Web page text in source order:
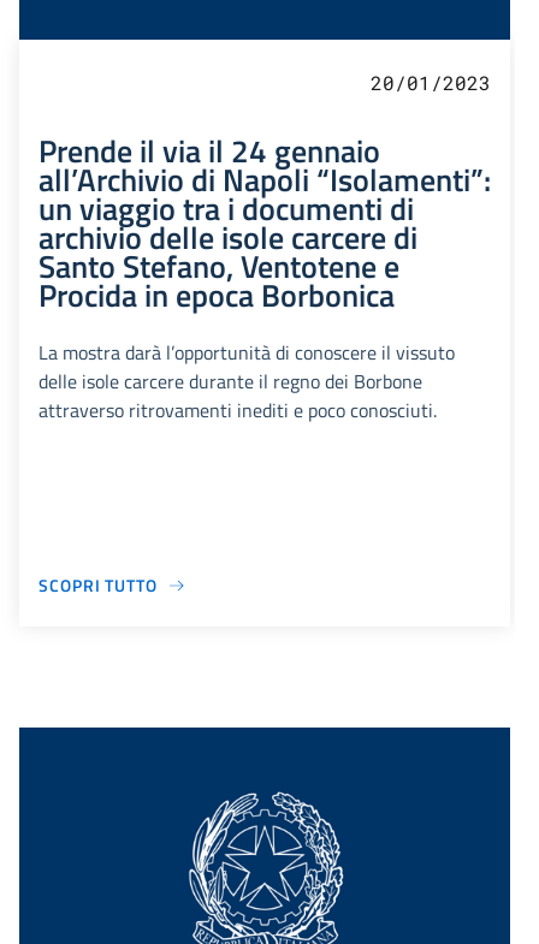
20/01/2023
Prende il via il 24 gennaio
all’Archivio di Napoli “Isolamenti”:
un viaggio tra i documenti di
archivio delle isole carcere di
Santo Stefano, Ventotene e
Procida in epoca Borbonica
La mostra darà l’opportunità di conoscere il vissuto
delle isole carcere durante il regno dei Borbone
attraverso ritrovamenti inediti e poco conosciuti.
SCOPRI TUTTO